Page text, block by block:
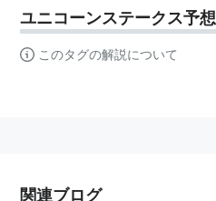
ユニコーンステークス予想
このタグの解説について
関連ブログ